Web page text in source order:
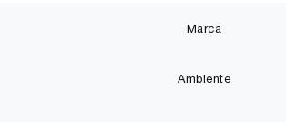
Marca
Ambiente